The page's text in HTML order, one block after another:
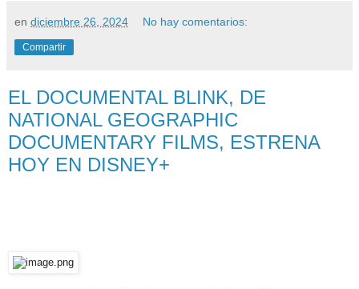
en diciembre 26, 2024 No hay comentarios:
Compartir
EL DOCUMENTAL BLINK, DE
NATIONAL GEOGRAPHIC
DOCUMENTARY FILMS, ESTRENA
HOY EN DISNEY+